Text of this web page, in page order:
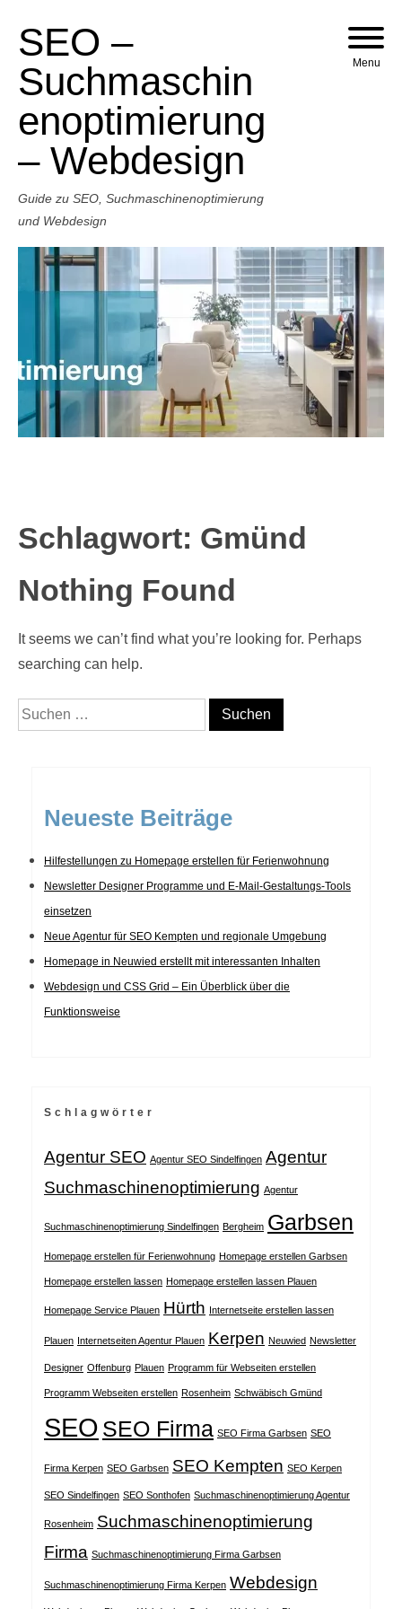
SEO –
Suchmaschin
enoptimierung
– Webdesign
Guide zu SEO, Suchmaschinenoptimierung
und Webdesign
Menu
Schlagwort: Gmünd
Nothing Found
It seems we can’t find what you’re looking for. Perhaps
searching can help.
Suche nach:
Neueste Beiträge
Hilfestellungen zu Homepage erstellen für Ferienwohnung
Newsletter Designer Programme und E-Mail-Gestaltungs-Tools
einsetzen
Neue Agentur für SEO Kempten und regionale Umgebung
Homepage in Neuwied erstellt mit interessanten Inhalten
Webdesign und CSS Grid – Ein Überblick über die
Funktionsweise
Schlagwörter
Agentur SEO Agentur SEO Sindelfingen Agentur
Suchmaschinenoptimierung Agentur
Suchmaschinenoptimierung Sindelfingen Bergheim Garbsen
Homepage erstellen für Ferienwohnung Homepage erstellen Garbsen
Homepage erstellen lassen Homepage erstellen lassen Plauen
Homepage Service Plauen Hürth Internetseite erstellen lassen
Plauen Internetseiten Agentur Plauen Kerpen Neuwied Newsletter
Designer Offenburg Plauen Programm für Webseiten erstellen
Programm Webseiten erstellen Rosenheim Schwäbisch Gmünd
SEO SEO Firma SEO Firma Garbsen SEO
Firma Kerpen SEO Garbsen SEO Kempten SEO Kerpen
SEO Sindelfingen SEO Sonthofen Suchmaschinenoptimierung Agentur
Rosenheim Suchmaschinenoptimierung
Firma Suchmaschinenoptimierung Firma Garbsen
Suchmaschinenoptimierung Firma Kerpen Webdesign